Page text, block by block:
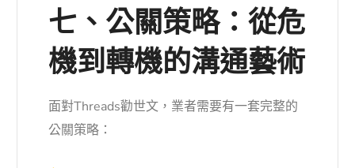
七、公關策略：從危
機到轉機的溝通藝術
面對Threads勸世文，業者需要有一套完整的
公關策略：